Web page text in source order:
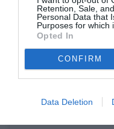
Retention, Sale,
Personal Data that
Purposes for which
Opted In
CONFIRM
Data Deletion